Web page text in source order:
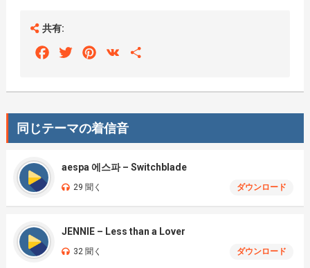
共有:
FacebookTwitterPinterest
VK
同じテーマの着信音
aespa 에스파 – Switchblade
29 聞く ダウンロード
JENNIE – Less than a Lover
32 聞く ダウンロード